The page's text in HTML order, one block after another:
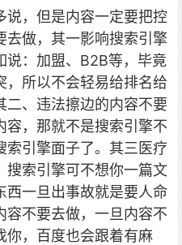
说，但是内容一定要把控
去做，其一影响搜索引擎
说：加盟、B2B等，毕竟
，所以不会轻易给排名给
二、违法擦边的内容不要
容，那就不是搜索引擎不
索引擎面子了。其三医疗
搜索引擎可不想你一篇文
西一旦出事故就是要人命
容不要去做，一旦内容不
你，百度也会跟着有麻